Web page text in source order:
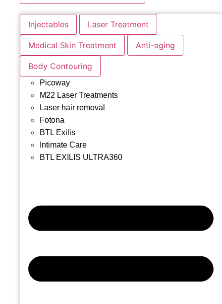
Injectables Laser Treatment
Medical Skin Treatment Anti-aging
Body Contouring
Picoway
M22 Laser Treatments
Laser hair removal
Fotona
BTL Exilis
Intimate Care
BTL EXILIS ULTRA360